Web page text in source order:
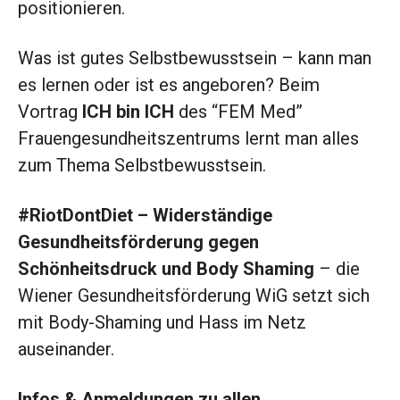
positionieren.
Was ist gutes Selbstbewusstsein – kann man
es lernen oder ist es angeboren? Beim
Vortrag ICH bin ICH des “FEM Med”
Frauengesundheitszentrums lernt man alles
zum Thema Selbstbewusstsein.
#RiotDontDiet – Widerständige
Gesundheitsförderung gegen
Schönheitsdruck und Body Shaming – die
Wiener Gesundheitsförderung WiG setzt sich
mit Body-Shaming und Hass im Netz
auseinander.